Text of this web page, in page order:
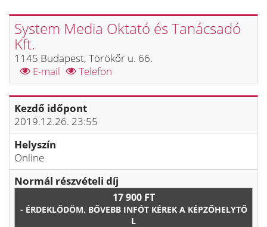
System Media Oktató és Tanácsadó
Kft.
1145 Budapest, Törökőr u. 66.
E-mail
Telefon
Kezdő időpont
2019.12.26. 23:55
Helyszín
Online
Normál részvételi díj
17 900 FT
- ÉRDEKLŐDÖM, BŐVEBB INFÓT KÉREK A KÉPZŐHELYTŐ
L